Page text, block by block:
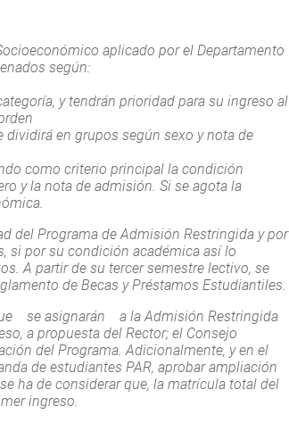
aplicado por el Departamento
según:
y tendrán prioridad para su ingreso al
en grupos según sexo y nota de
como criterio principal la condición
y la nota de admisión. Si se agota la
del Programa de Admisión Restringida y por
si por su condición académica así lo
A partir de su tercer semestre lectivo, se
de Becas y Préstamos Estudiantiles.
se asignarán a la Admisión Restringida
a propuesta del Rector; el Consejo
del Programa. Adicionalmente, y en el
de estudiantes PAR, aprobar ampliación
ha de considerar que, la matrícula total del
ingreso.